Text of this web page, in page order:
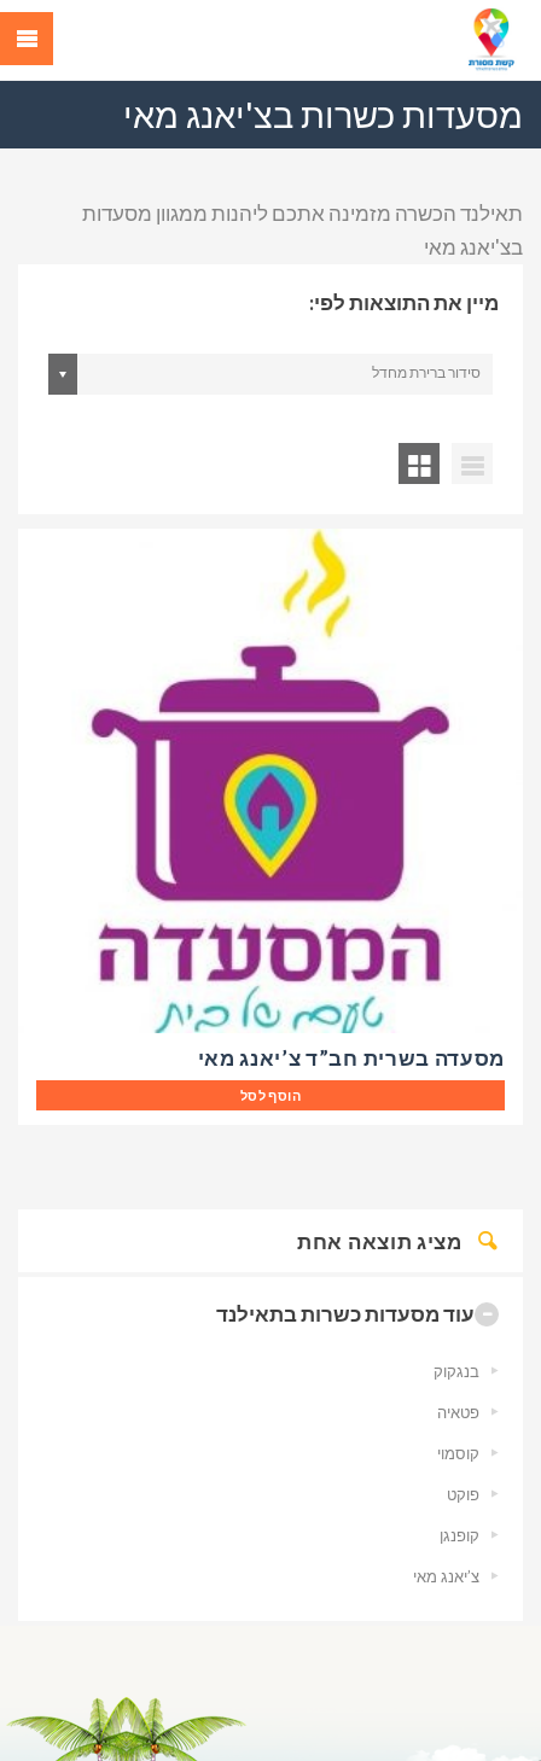
מסעדות כשרות בצ'יאנג מאי
תאילנד הכשרה מזמינה אתכם ליהנות ממגוון מסעדות
בצ'יאנג מאי
מיין את התוצאות לפי:
סידור ברירת מחדל
מסעדה בשרית חב”ד צ’יאנג מאי
הוסף לסל
מציג תוצאה אחת
עוד מסעדות כשרות בתאילנד
בנגקוק
פטאיה
קוסמוי
פוקט
קופנגן
צ’יאנג מאי